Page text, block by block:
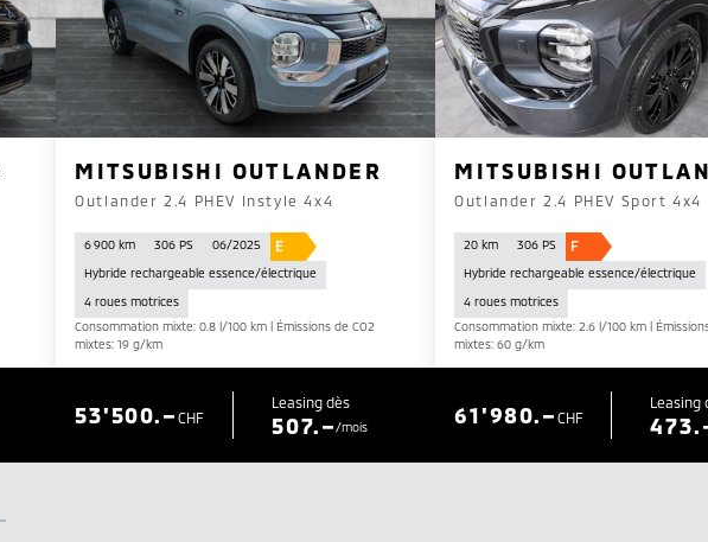
MITSUBISHI OUTLANDER
Outlander 2.4 PHEV Instyle 4x4
6 900 km 306 PS 06/2025 E
Hybride rechargeable essence/électrique
4 roues motrices
Consommation mixte: 0.8 l/100 km | Émissions de CO2
mixtes: 19 g/km
CHF
53'500.– Leasing dès
507.–/mois
MITSUBISHI
Outlander 2.4 PHEV Sport 4x4
20 km 306 PS F
Hybride rechargeable essence/électrique
4 roues motrices
Consommation mixte: 2.6 l/100 km |
mixtes: 60 g/km
CHF
61'980.– Leasing